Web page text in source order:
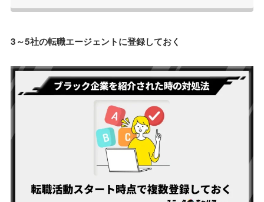
3～5社の転職エージェントに登録しておく